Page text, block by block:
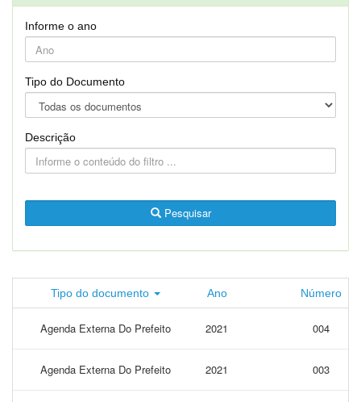
Informe o ano
Tipo do Documento
Descrição
Pesquisar
Tipo do documento Ano Número
Agenda Externa Do Prefeito 2021 004
Agenda Externa Do Prefeito 2021 003